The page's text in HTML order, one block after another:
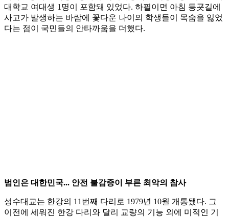
대학교 여대생 1명이 포함돼 있었다. 하필이면 아침 등굣길에
사고가 발생하는 바람에 꽃다운 나이의 학생들이 목숨을 잃었
다는 점이 국민들의 안타까움을 더했다.
범인은 대한민국... 안전 불감증이 부른 최악의 참사
성수대교는 한강의 11번째 다리로 1979년 10월 개통됐다. 그
이전에 세워진 한강 다리와 달리 교량의 기능 외에 미적인 기